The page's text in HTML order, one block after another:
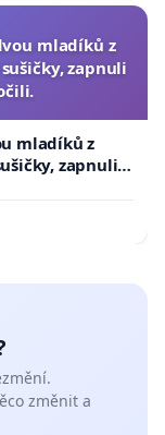
mladíků z
zapnuli
mladíků z
zapnuli ji
změnit a